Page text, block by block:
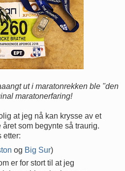
ut i maratonrekken ble "den
maratonerfaring!
at jeg nå kan krysse av et
som begynte så traurig.
etter:
og Big Sur)
er for stort til at jeg